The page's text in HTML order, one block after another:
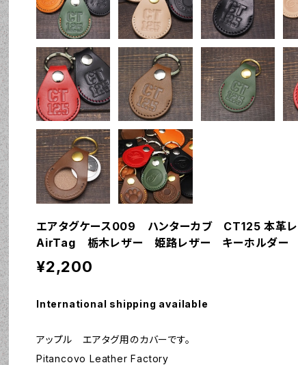
エアタグケース009 ハンターカブ CT125 本革レ
AirTag 栃木レザー 姫路レザー キーホルダー
¥2,200
International shipping available
アップル エアタグ用のカバーです。
Pitancovo Leather Factory